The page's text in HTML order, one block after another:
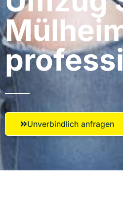
Unverbindlich anfragen